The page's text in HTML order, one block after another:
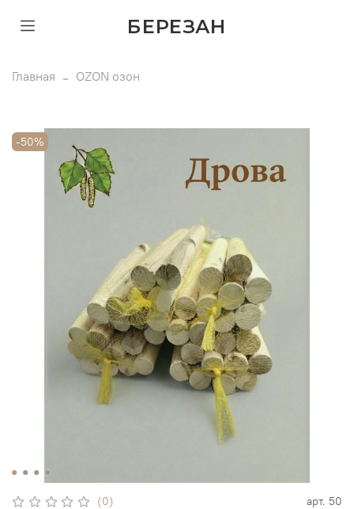
БЕРЕЗАН
Главная OZON озон
-50%
(0) арт. 50